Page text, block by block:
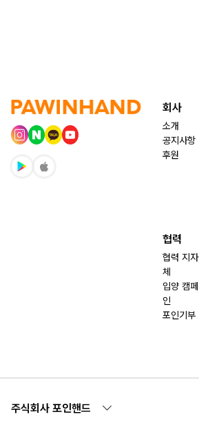
회사
소개
공지사항
후원
협력
협력 지자
체
입양 캠페
인
포인기부
주식회사 포인핸드